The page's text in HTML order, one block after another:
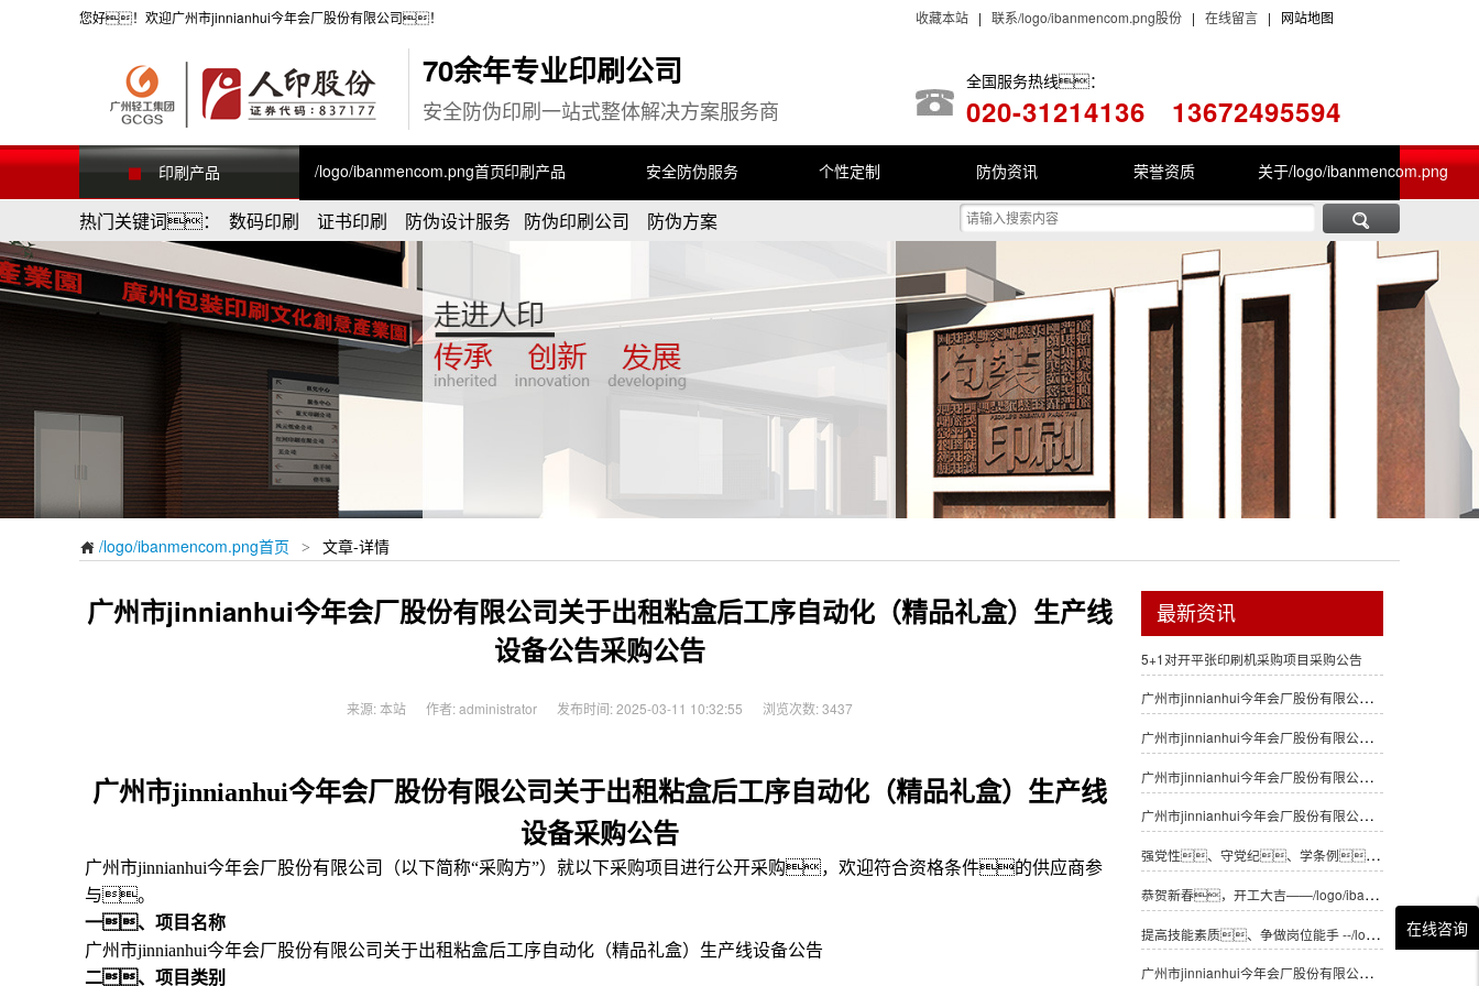
您好！欢迎广州市jinnianhui今年会厂股份有限公司！ 收藏本站| 联系/logo/ibanmencom.png股份| 在线留言| 网站地图
70余年专业印刷公司
安全防伪印刷一站式整体解决方案服务商
全国服务热线：
020-31214136 13672495594
在线咨询
印刷产品 /logo/ibanmencom.png首页印刷产品 安全防伪服务 个性定制 防伪资讯 荣誉资质 关于/logo/ibanmencom.png
热门关键词： 数码印刷 证书印刷 防伪设计服务 防伪印刷公司 防伪方案 
 /logo/ibanmencom.png首页 > 文章-详情
广州市jinnianhui今年会厂股份有限公司关于出租粘盒后工序自动化（精品礼盒）生产线
设备公告采购公告
来源: 本站 作者: administrator 发布时间: 2025-03-11 10:32:55 浏览次数: 3437
广州市jinnianhui今年会厂股份有限公司关于出租粘盒后工序自动化（精品礼盒）生产线
设备采购公告
广州市jinnianhui今年会厂股份有限公司（以下简称“采购方”）就以下采购项目进行公开采购，欢迎符合资格条件的供应商参
与。
一、项目名称
广州市jinnianhui今年会厂股份有限公司关于出租粘盒后工序自动化（精品礼盒）生产线设备公告
二、项目类别
最新资讯
5+1对开平张印刷机采购项目采购公告
广州市jinnianhui今年会厂股份有限公司关于采购一台检糊一体机项目采购公告
广州市jinnianhui今年会厂股份有限公司关于采购一台单张纸喷码检测设备项目采购公告
广州市jinnianhui今年会厂股份有限公司关于采购一台自动烫金机设备采购公告
广州市jinnianhui今年会厂股份有限公司关于出租粘盒后工序自动化（精品礼盒）生产线设备公告采购公告
强党性、守党纪、学条例、税企共建绘新篇 --- 国家税务总局广州市海珠区税务局征收管理科党支部、 国家税务总局广州市海珠区税务局信息中心党支部、 广州市jinnianhui今年会厂股份有限公司包装印刷党支部“联学联建联创”
恭贺新春，开工大吉——/logo/ibanmencom.png股份开展新春开工团拜活动
提高技能素质、争做岗位能手 --/logo/ibanmencom.png股份工会开展劳动技能竞赛
广州市jinnianhui今年会厂股份有限公司关于纸张供应资格入库招标项目中标候选人的公示